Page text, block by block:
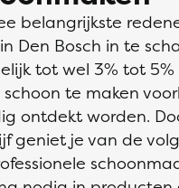
belangrijkste
Den Bosch in te
tot wel 3% tot
te maken
ontdekt worden.
geniet je van de